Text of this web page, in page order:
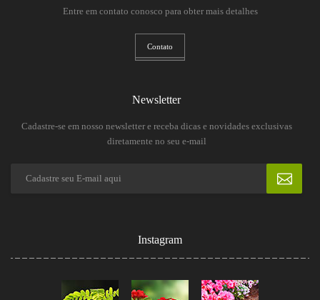
Entre em contato conosco para obter mais detalhes
Contato
Newsletter
Cadastre-se em nosso newsletter e receba dicas e novidades exclusivas
diretamente no seu e-mail
Instagram